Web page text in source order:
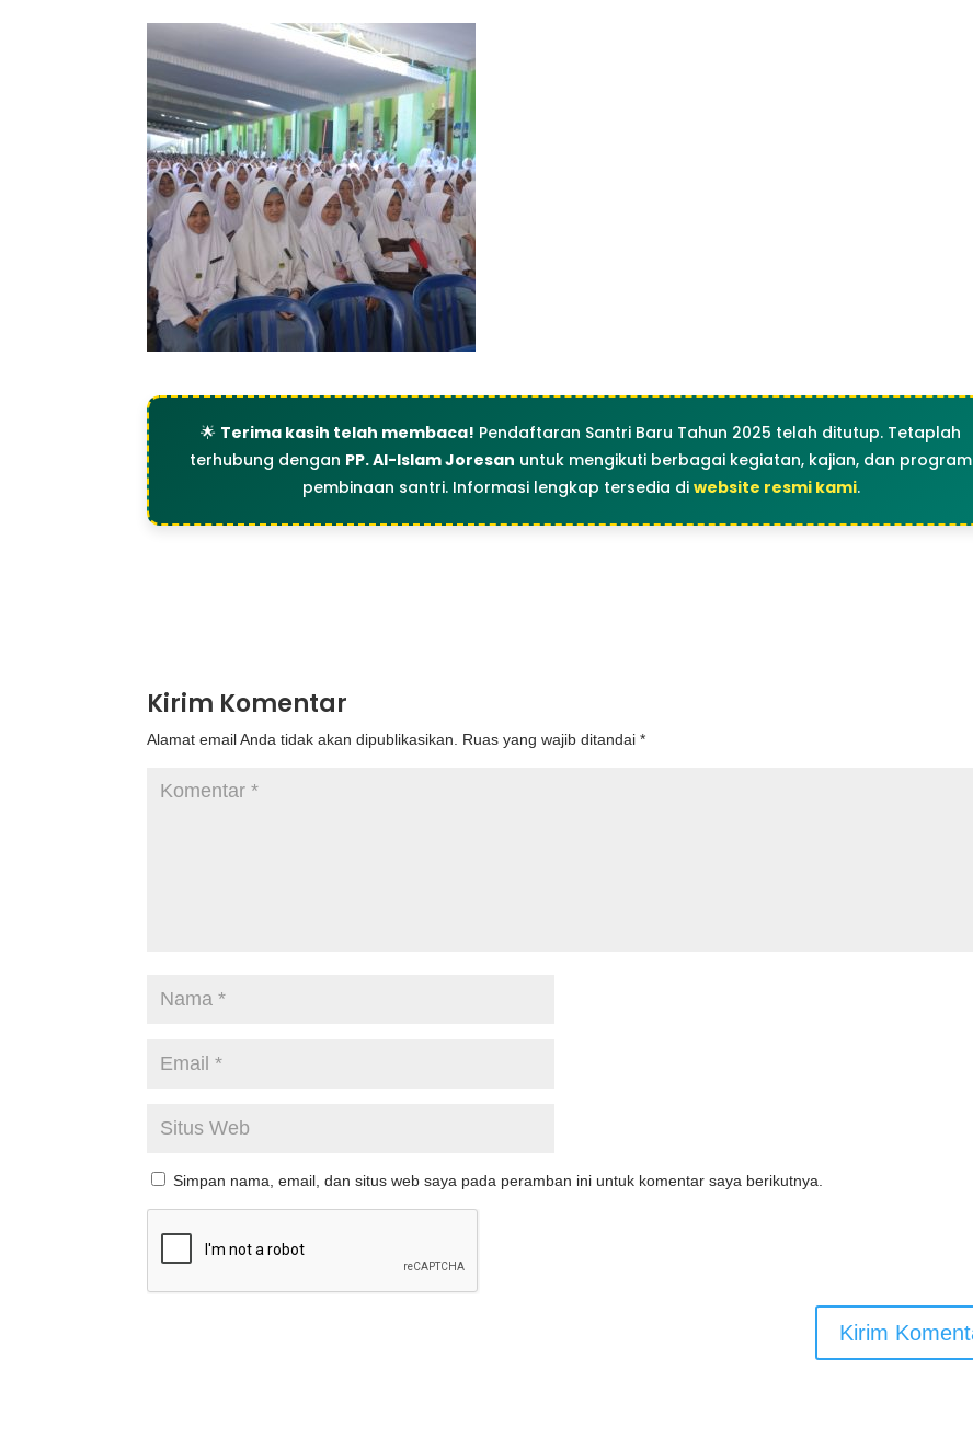
🌟 Terima kasih telah membaca! Pendaftaran Santri Baru Tahun 2025 telah ditutup. Tetaplah
terhubung dengan PP. Al-Islam Joresan untuk mengikuti berbagai kegiatan, kajian, dan program
pembinaan santri. Informasi lengkap tersedia di website resmi kami.
Kirim Komentar
Alamat email Anda tidak akan dipublikasikan. Ruas yang wajib ditandai*
Simpan nama, email, dan situs web saya pada peramban ini untuk komentar saya berikutnya.